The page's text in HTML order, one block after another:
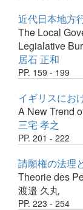
近代日本地方
The Local
Legialative
居石 正和
PP. 159 - 199
イギリスにお
A New Trend
三宅 孝之
PP. 201 - 222
請願権の法理
Theorie des
渡邉 久丸
PP. 223 - 254